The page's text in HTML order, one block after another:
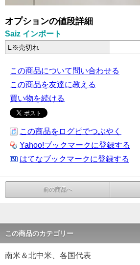
オプションの値段詳細
Saiz インポート
L※売切れ
この商品について問い合わせる
この商品を友達に教える
買い物を続ける
この商品をログピでつぶやく
Yahoo!ブックマークに登録する
はてなブックマークに登録する
前の商品へ
この商品のカテゴリー
南米＆北中米、各国代表